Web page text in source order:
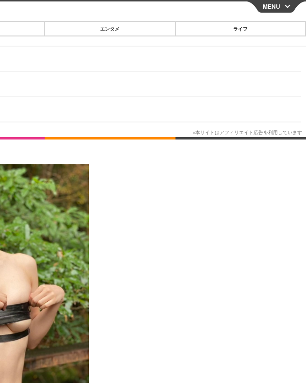
CLOSE
グルメ
MENU
エンタメ ライフ